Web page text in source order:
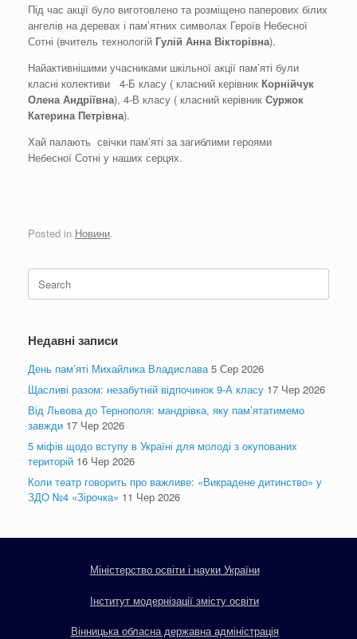
Під час акції було виготовлено та розміщено паперових білих
ангелів на деревах і пам’ятних символах Героїв Небесної
Сотні (вчитель технологій Гулій Анна Вікторівна).
Найактивнішими учасниками шкільної акції пам’яті були
класні колективи 4-Б класу ( класний керівник Корнійчук
Олена Андріївна), 4-В класу ( класний керівник Суржок
Катерина Петрівна).
Хай палають свічки пам’яті за загиблими героями
Небесної Сотні у наших серцях.
Posted in Новини.
for:
Недавні записи
День пам’яті Михайлика Владислава 5 Сер 2026
Щасливі разом: незабутній відпочинок 9-А класу 17 Чер 2026
Від Львова до Тернополя: мандрівка, яку пам’ятатимемо
завжди 17 Чер 2026
5 міфів щодо вступу в Україні для молоді з окупованих
територій 16 Чер 2026
Коли театр говорить про важливе: «Викрадене дитинство» у
ЗДО №4 «Зірочка» 11 Чер 2026
Міністерство освіти і науки України
Інститут модернізації змісту освіти
Вінницька обласна державна адміністрація